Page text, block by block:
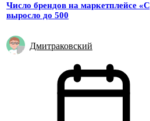
Число брендов на маркетплейсе
выросло до 500
Дмитраковский